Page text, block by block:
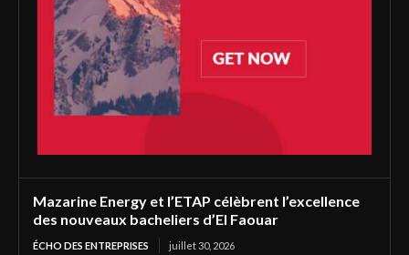
Mazarine Energy et l’ETAP célèbrent l’excellence
des nouveaux bacheliers d’El Faouar
ÉCHO DES ENTREPRISES juillet 30, 2026